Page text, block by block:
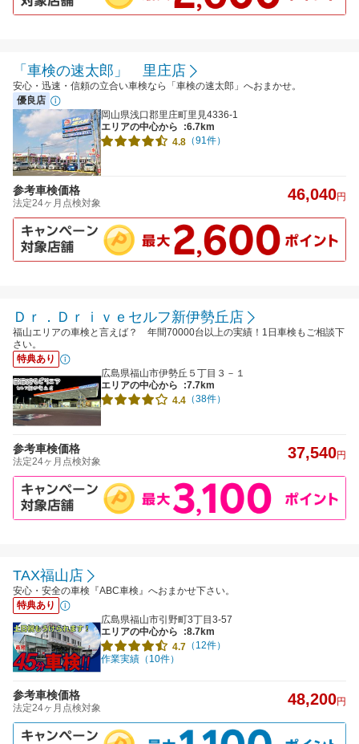
「車検の速太郎」 里庄店
安心・迅速・信頼の立合い車検なら「車検の速太郎」へおまかせ。
優良店
岡山県浅口郡里庄町里見4336-1
エリアの中心から
:6.7km
4.8 （91件）
参考車検価格
法定24ヶ月点検対象 46,040円
Ｄｒ．Ｄｒｉｖｅセルフ新伊勢丘店
福山エリアの車検と言えば？ 年間70000台以上の実績！1日車検もご相談下
さい。
特典あり
広島県福山市伊勢丘５丁目３－１
エリアの中心から
:7.7km
4.4 （38件）
参考車検価格
法定24ヶ月点検対象 37,540円
TAX福山店
安心・安全の車検『ABC車検』へおまかせ下さい。
特典あり
広島県福山市引野町3丁目3-57
エリアの中心から
:8.7km
4.7 （12件）
作業実績（10件）
参考車検価格
法定24ヶ月点検対象 48,200円